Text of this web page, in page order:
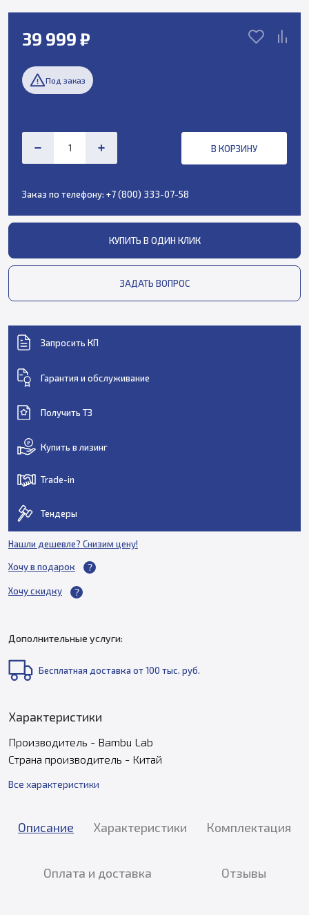
39 999 ₽
Под заказ
В КОРЗИНУ
Заказ по телефону: +7 (800) 333-07-58
КУПИТЬ В ОДИН КЛИК
ЗАДАТЬ ВОПРОС
Запросить КП
Гарантия и обслуживание
Получить ТЗ
Купить в лизинг
Trade-in
Тендеры
Нашли дешевле? Снизим цену!
Хочу в подарок
Хочу скидку
Дополнительные услуги:
Бесплатная доставка от 100 тыс. руб.
Характеристики
Производитель - Bambu Lab
Страна производитель - Китай
Все характеристики
Описание Характеристики Комплектация
Оплата и доставка Отзывы